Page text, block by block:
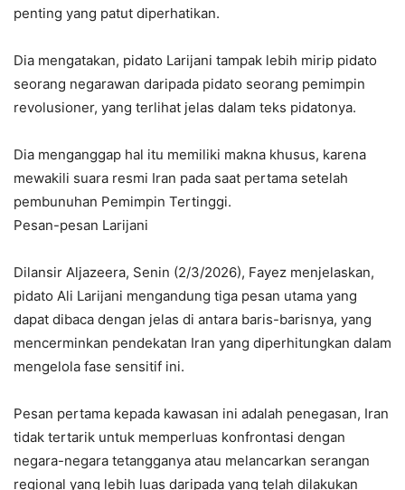
penting yang patut diperhatikan.
Dia mengatakan, pidato Larijani tampak lebih mirip pidato
seorang negarawan daripada pidato seorang pemimpin
revolusioner, yang terlihat jelas dalam teks pidatonya.
Dia menganggap hal itu memiliki makna khusus, karena
mewakili suara resmi Iran pada saat pertama setelah
pembunuhan Pemimpin Tertinggi.
Pesan-pesan Larijani
Dilansir Aljazeera, Senin (2/3/2026), Fayez menjelaskan,
pidato Ali Larijani mengandung tiga pesan utama yang
dapat dibaca dengan jelas di antara baris-barisnya, yang
mencerminkan pendekatan Iran yang diperhitungkan dalam
mengelola fase sensitif ini.
Pesan pertama kepada kawasan ini adalah penegasan, Iran
tidak tertarik untuk memperluas konfrontasi dengan
negara-negara tetangganya atau melancarkan serangan
regional yang lebih luas daripada yang telah dilakukan